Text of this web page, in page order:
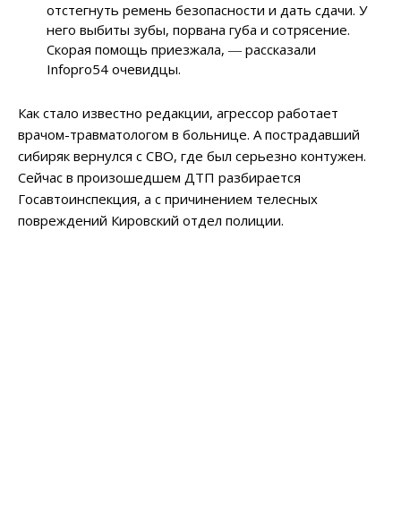
отстегнуть ремень безопасности и дать сдачи. У
него выбиты зубы, порвана губа и сотрясение.
Скорая помощь приезжала, ― рассказали
Infopro54 очевидцы.
Как стало известно редакции, агрессор работает
врачом-травматологом в больнице. А пострадавший
сибиряк вернулся с СВО, где был серьезно контужен.
Сейчас в произошедшем ДТП разбирается
Госавтоинспекция, а с причинением телесных
повреждений Кировский отдел полиции.